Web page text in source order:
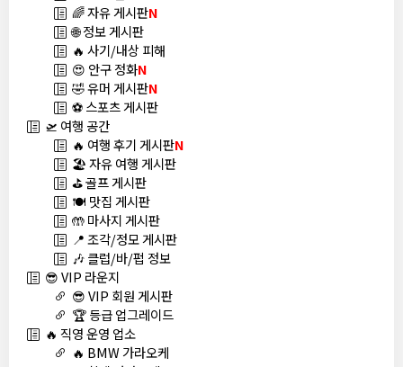
🌈 자유 게시판N
🌐 정보 게시판
🔥 사기/내상 피해
😍 안구 정화N
🤣 유머 게시판N
⚽ 스포츠 게시판
🛫 여행 공간
🔥 여행 후기 게시판N
🏖️ 자유 여행 게시판
⛳ 골프 게시판
🍽️ 맛집 게시판
🤲 마사지 게시판
📍 조각/정모 게시판
🎶 클럽/바/펍 정보
😎 VIP 라운지
😎 VIP 회원 게시판
🏆 등급 업그레이드
🔥 직영 운영 업소
🔥 BMW 가라오케